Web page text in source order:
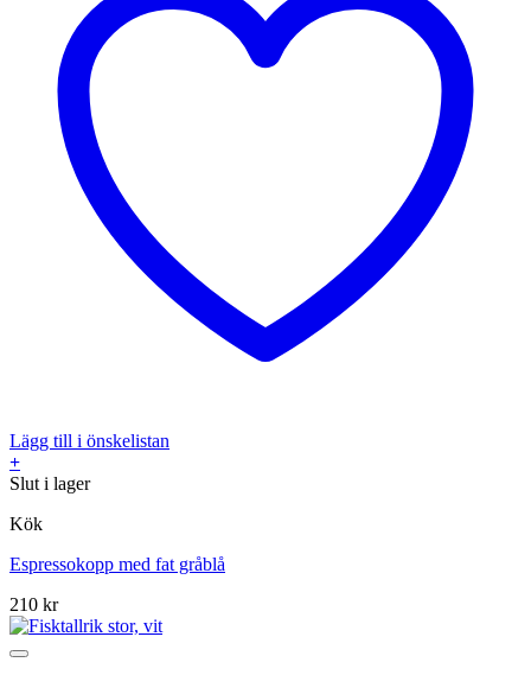
Lägg till i önskelistan
+
Slut i lager
Kök
Espressokopp med fat gråblå
210 kr